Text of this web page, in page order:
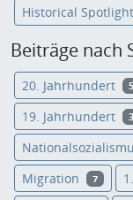
Historical Spotlight
Beiträge nach
20. Jahrhundert
19. Jahrhundert
Migration 7